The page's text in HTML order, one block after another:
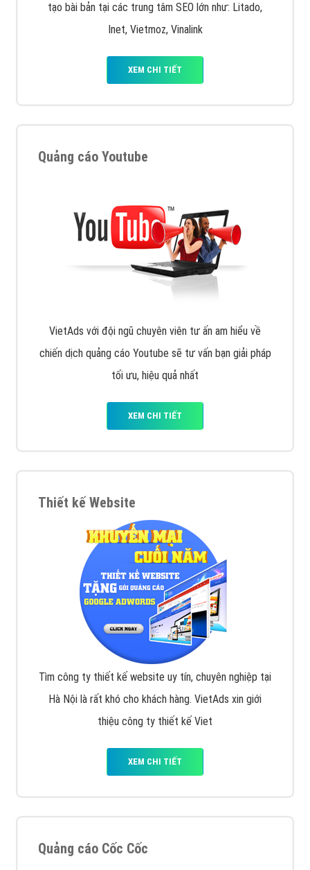
tạo bài bản tại các trung tâm SEO lớn như: Litado,
Inet, Vietmoz, Vinalink
XEM CHI TIẾT
Quảng cáo Youtube
VietAds với đội ngũ chuyên viên tư ấn am hiểu về
chiến dịch quảng cáo Youtube sẽ tư vấn bạn giải pháp
tối ưu, hiệu quả nhất
XEM CHI TIẾT
Thiết kế Website
Tìm công ty thiết kế website uy tín, chuyên nghiệp tại
Hà Nội là rất khó cho khách hàng. VietAds xin giới
thiệu công ty thiết kế Viet
XEM CHI TIẾT
Quảng cáo Cốc Cốc